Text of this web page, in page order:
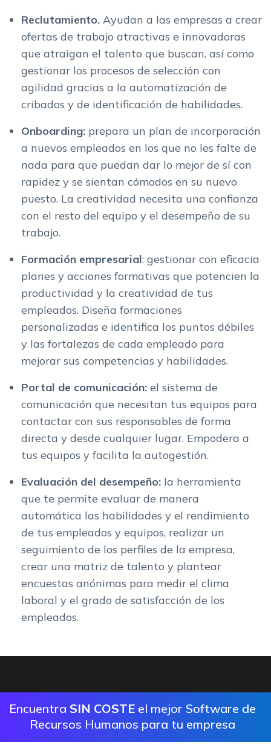
Reclutamiento. Ayudan a las empresas a crear
ofertas de trabajo atractivas e innovadoras
que atraigan el talento que buscan, así como
gestionar los procesos de selección con
agilidad gracias a la automatización de
cribados y de identificación de habilidades.
Onboarding: prepara un plan de incorporación
a nuevos empleados en los que no les falte de
nada para que puedan dar lo mejor de sí con
rapidez y se sientan cómodos en su nuevo
puesto. La creatividad necesita una confianza
con el resto del equipo y el desempeño de su
trabajo.
Formación empresarial: gestionar con eficacia
planes y acciones formativas que potencien la
productividad y la creatividad de tus
empleados. Diseña formaciones
personalizadas e identifica los puntos débiles
y las fortalezas de cada empleado para
mejorar sus competencias y habilidades.
Portal de comunicación: el sistema de
comunicación que necesitan tus equipos para
contactar con sus responsables de forma
directa y desde cualquier lugar. Empodera a
tus equipos y facilita la autogestión.
Evaluación del desempeño: la herramienta
que te permite evaluar de manera
automática las habilidades y el rendimiento
de tus empleados y equipos, realizar un
seguimiento de los perfiles de la empresa,
crear una matriz de talento y plantear
encuestas anónimas para medir el clima
laboral y el grado de satisfacción de los
empleados.
Encuentra SIN COSTE el mejor Software de
Recursos Humanos para tu empresa